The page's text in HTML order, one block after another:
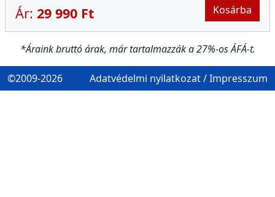
Ár: 29 990 Ft Kosárba
*Áraink bruttó árak, már tartalmazzák a 27%-os ÁFÁ-t.
©2009-2026 Adatvédelmi nyilatkozat/Impresszum